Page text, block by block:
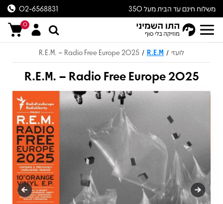
משלוח חינם עד הבית מעל 350
ש״ח
02-6568831
0
לועזי /
R.E.M
/
R.E.M. – Radio Free Europe 2025
R.E.M. – Radio Free Europe 2025